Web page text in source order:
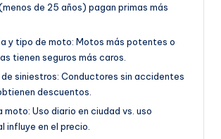
de 25 años) pagan primas más
y tipo de moto: Motos más potentes o
tienen seguros más caros.
siniestros: Conductores sin accidentes
descuentos.
moto: Uso diario en ciudad vs. uso
influye en el precio.